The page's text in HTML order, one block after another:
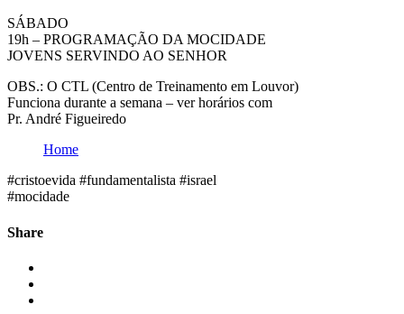
SÁBADO
19h – PROGRAMAÇÃO DA MOCIDADE
JOVENS SERVINDO AO SENHOR
OBS.: O CTL (Centro de Treinamento em Louvor)
Funciona durante a semana – ver horários com
Pr. André Figueiredo
Home
#cristoevida #fundamentalista #israel
#mocidade
Share